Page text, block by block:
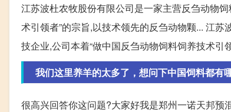
江苏波杜农牧股份有限公司是一家主营反刍动物
术引领者”的宗旨,以技术领先的反刍动物颗... 江
技企业,公司本着“做中国反刍动物饲料饲养技术引
我们这里养羊的太多了，想问下中国饲料都有
很高兴回答你这问题?大家好我是郑州一诺天邦